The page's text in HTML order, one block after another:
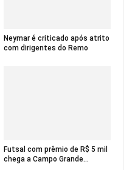
Neymar é criticado após atrito
com dirigentes do Remo
Futsal com prêmio de R$ 5 mil
chega a Campo Grande...